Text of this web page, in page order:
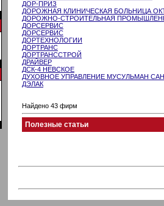
ДОР-ПРИЗ
ДОРОЖНАЯ КЛИНИЧЕСКАЯ БОЛЬНИЦА
ДОРОЖНО-СТРОИТЕЛЬНАЯ
ДОРСЕРВИС
ДОРСЕРВИС
ДОРТЕХНОЛОГИИ
ДОРТРАНС
ДОРТРАНССТРОЙ
ДРАЙВЕР
ДСК-4 НЕВСКОЕ
ДУХОВНОЕ УПРАВЛЕНИЕ МУСУЛЬМАН
ДЭЛАК
Найдено 43 фирм
Полезные статьи